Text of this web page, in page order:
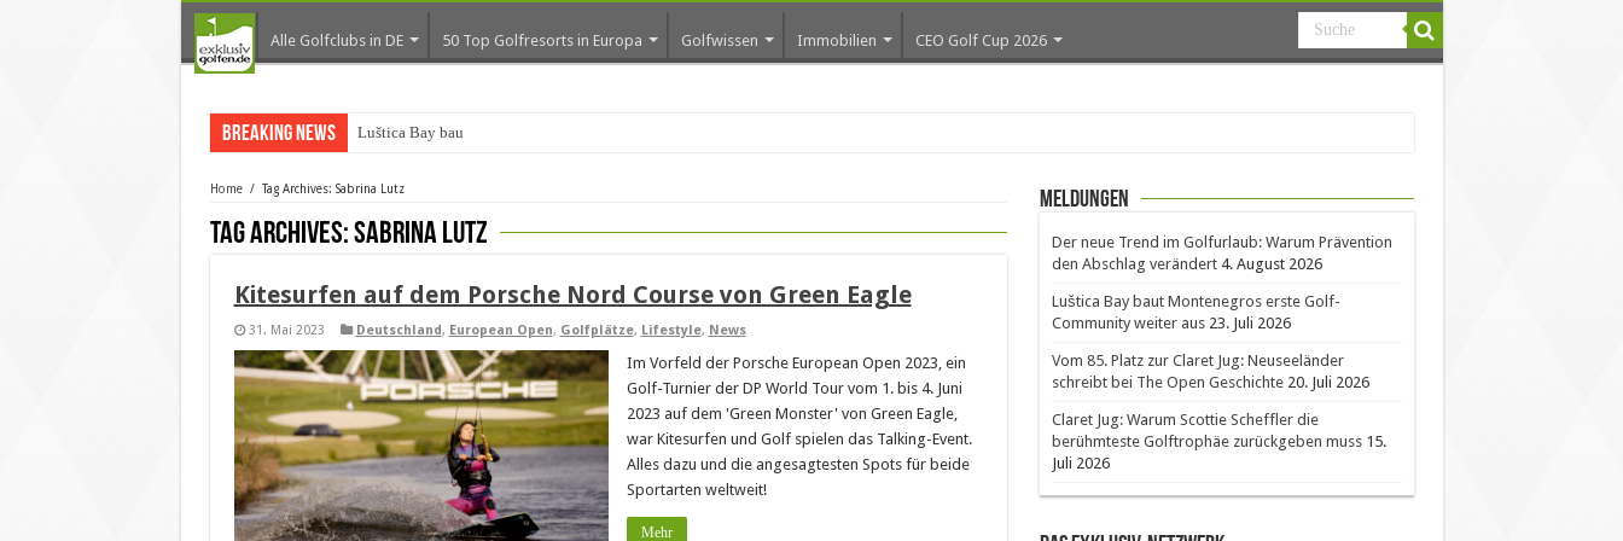
Alle Golfclubs in DE 50 Top Golfresorts in Europa Golfwissen Immobilien CEO Golf Cup 2026
Breaking News Luštica Bay baut Monten
Home / Tag Archives: Sabrina Lutz
Tag Archives:Sabrina Lutz
Kitesurfen auf dem Porsche Nord Course von Green Eagle
31. Mai 2023 Deutschland, European Open, Golfplätze, Lifestyle, News
Im Vorfeld der Porsche European Open 2023, ein
Golf-Turnier der DP World Tour vom 1. bis 4. Juni
2023 auf dem 'Green Monster' von Green Eagle,
war Kitesurfen und Golf spielen das Talking-Event.
Alles dazu und die angesagtesten Spots für beide
Sportarten weltweit!
Mehr
Meldungen
Der neue Trend im Golfurlaub: Warum Prävention
den Abschlag verändert 4. August 2026
Luštica Bay baut Montenegros erste Golf-
Community weiter aus 23. Juli 2026
Vom 85. Platz zur Claret Jug: Neuseeländer
schreibt bei The Open Geschichte 20. Juli 2026
Claret Jug: Warum Scottie Scheffler die
berühmteste Golftrophäe zurückgeben muss 15.
Juli 2026